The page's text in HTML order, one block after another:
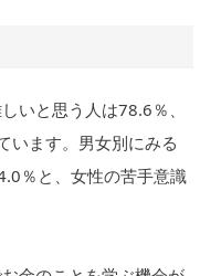
いと思う人は78.6％、
います。男女別にみる
％と、女性の苦手意識